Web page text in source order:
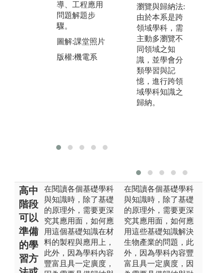
導、工程應用
問題解題步
驟。
圖解:課堂照片
版權:機電系
圖解:期中考照
片
版權:機電系
瀏覽與歸納法:
由於本系是跨
領域學科，需
主動多瀏覽不
同領域之知
識，並學會分
類學習與記
憶，進行跨領
域學科知識之
歸納。
高中
階段
可以
準備
的學
習方
在閱讀各個基礎學科
與知識時，除了基礎
的原理外，需要更深
究其應用面，如何應
用這個基礎知識在材
料的製程與應用上，
此外，因為學科內容
豐富且具一定廣度，
在閱讀各個基礎學科
與知識時，除了基礎
的原理外，需要更深
究其應用面，如何應
用這些基礎知識解決
生物產業的問題，此
外，因為學科內容豐
富且具一定廣度，因